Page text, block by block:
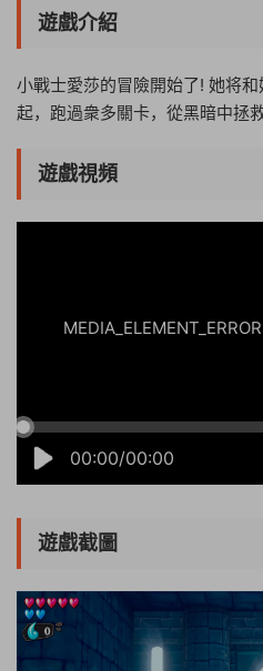
遊戲介紹
小戰士愛莎的冒險開始了! 她将
起，跑過衆多關卡，從黑暗中拯
遊戲視頻
00:00/00:00
遊戲截圖